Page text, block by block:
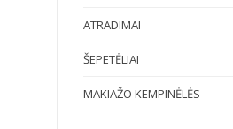
ATRADIMAI
ŠEPETĖLIAI
MAKIAŽO KEMPINĖLĖS